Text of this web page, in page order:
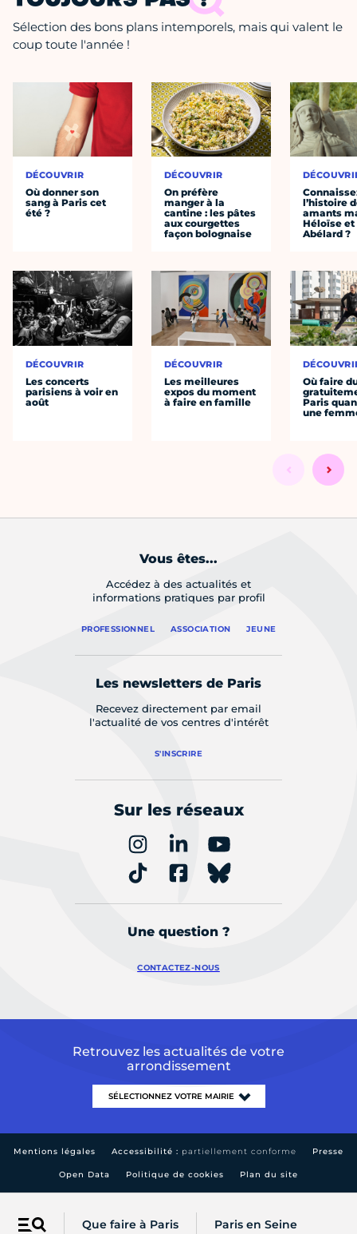
Menu Que faire à Paris Paris en Seine
Sélection des bons plans intemporels, mais qui valent le
coup toute l'année !
DÉCOUVRIR
Où donner son
sang à Paris cet
été ?
DÉCOUVRIR
Les concerts
parisiens à voir en
août
DÉCOUVRIR
On préfère
manger à la
cantine : les pâtes
aux courgettes
façon bolognaise
DÉCOUVRIR
Les meilleures
expos du moment
à faire en famille
l’histoire
amants
Héloïse et
Abélard ?
Où faire
Paris
une
Vous êtes...
Accédez à des actualités et
informations pratiques par profil
PROFESSIONNEL ASSOCIATION JEUNE
Les newsletters de Paris
Recevez directement par email
l'actualité de vos centres d'intérêt
S'INSCRIRE
Sur les réseaux
Une question ?
CONTACTEZ-NOUS
Retrouvez les actualités de votre
arrondissement
Mentions légales Accessibilité : partiellement conforme Presse
Open Data Politique de cookies Plan du site